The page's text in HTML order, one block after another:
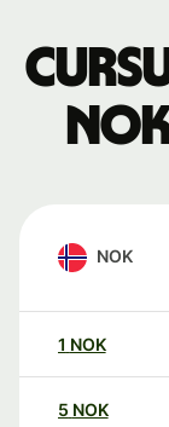
NOK
1 NOK
5 NOK